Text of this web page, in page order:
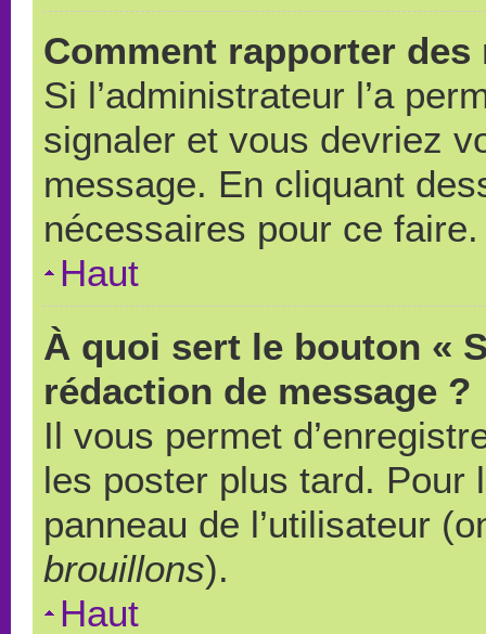
Comment rapporter
Si l’administrateur l’a
signaler et vous devriez
message. En cliquant
nécessaires pour ce faire.
Haut
À quoi sert le bouton «
rédaction de message ?
Il vous permet
les poster plus tard. Pour
panneau de l’utilisateur
brouillons).
Haut